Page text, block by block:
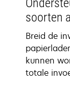
soorten
Breid de
kunnen
totale